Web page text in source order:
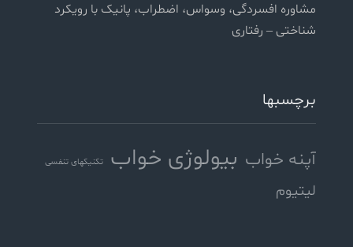
مشاوره افسردگی، وسواس، اضطراب، پانیک با رویکرد
شناختی – رفتاری
برچسبها
آپنه خواب بیولوژی خواب تکنیکهای تنفسی
لیتیوم